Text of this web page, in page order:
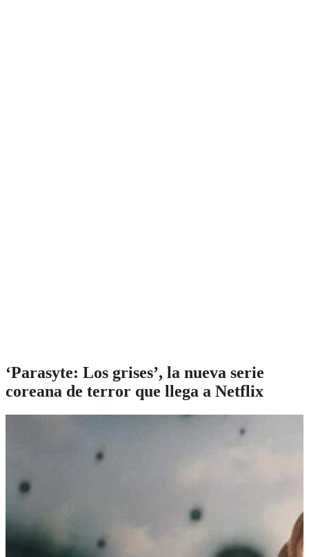
‘Parasyte: Los grises’, la nueva serie
coreana de terror que llega a Netflix